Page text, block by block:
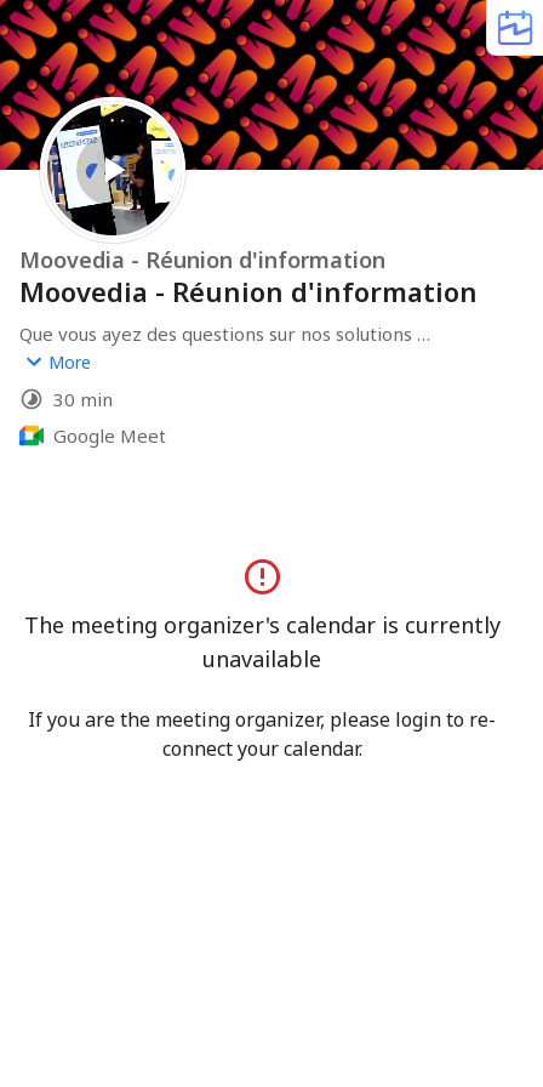
Moovedia - Réunion d'information
Moovedia - Réunion d'information
Que vous ayez des questions sur nos solutions
publicitaires itinérantes, souhaitez discuter d'un projet
spécifique, ou simplement en savoir plus sur Moovedia,
cette réunion est l'occasion idéale pour échanger
directement avec notre équipe
More
30 min
Google Meet
The meeting organizer's calendar is currently
unavailable
If you are the meeting organizer, please login to re-
connect your calendar.